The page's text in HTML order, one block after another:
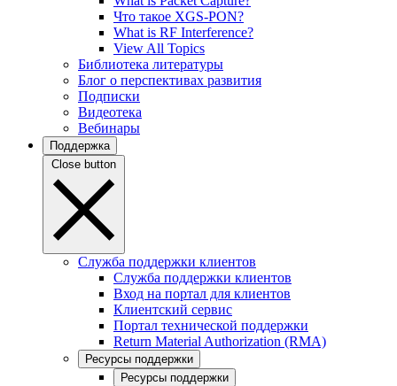
Что такое XGS-PON?
What is RF Interference?
View All Topics
Библиотека литературы
Блог о перспективах развития
Подписки
Видеотека
Вебинары
Поддержка
Close button
Служба поддержки клиентов
Служба поддержки клиентов
Вход на портал для клиентов
Клиентский сервис
Портал технической поддержки
Return Material Authorization (RMA)
Ресурсы поддержки
Ресурсы поддержки